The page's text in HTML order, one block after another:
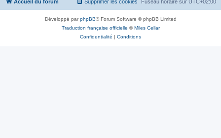
Accueil du forum Fuseau horaire sur UTC+02:00
Supprimer les cookies
Développé parphpBB® Forum Software © phpBB Limited
Traduction française officielle ©Miles Cellar
Confidentialité | Conditions